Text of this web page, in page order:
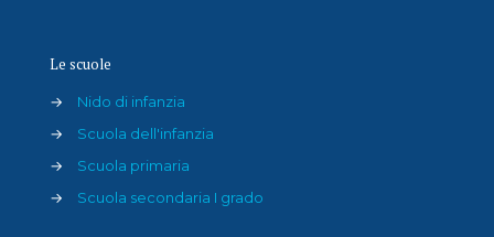
Le scuole
→
Nido di infanzia
→
Scuola dell'infanzia
→
Scuola primaria
→
Scuola secondaria I grado